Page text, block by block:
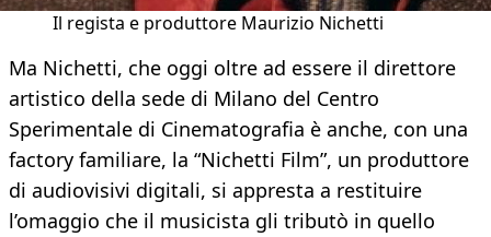
Il regista e produttore Maurizio Nichetti
Ma Nichetti, che oggi oltre ad essere il direttore
artistico della sede di Milano del Centro
Sperimentale di Cinematografia è anche, con una
factory familiare, la “Nichetti Film”, un produttore
di audiovisivi digitali, si appresta a restituire
l’omaggio che il musicista gli tributò in quello